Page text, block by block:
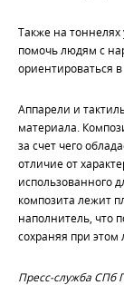
Также на
помочь людям с
ориентироваться в
Аппарели и
материала.
за счет чего
отличие от
использованного
композита лежит
наполнитель, что
сохраняя при этом
Пресс-служба СПб